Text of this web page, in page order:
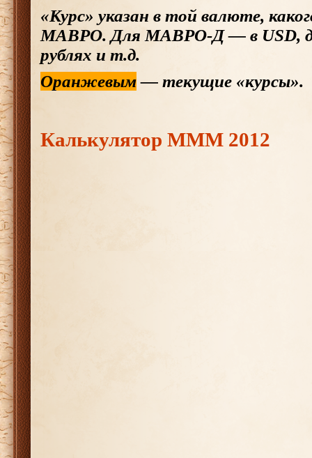
«Курс» указан в той валюте,
МАВРО. Для МАВРО-Д — в USD,
рублях и т.д.
Оранжевым— текущие «курсы».
Калькулятор МММ 2012